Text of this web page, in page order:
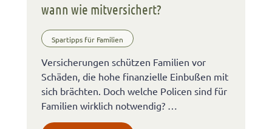
wann wie mitversichert?
Spartipps für Familien
Versicherungen schützen Familien vor
Schäden, die hohe finanzielle Einbußen mit
sich brächten. Doch welche Policen sind für
Familien wirklich notwendig? …